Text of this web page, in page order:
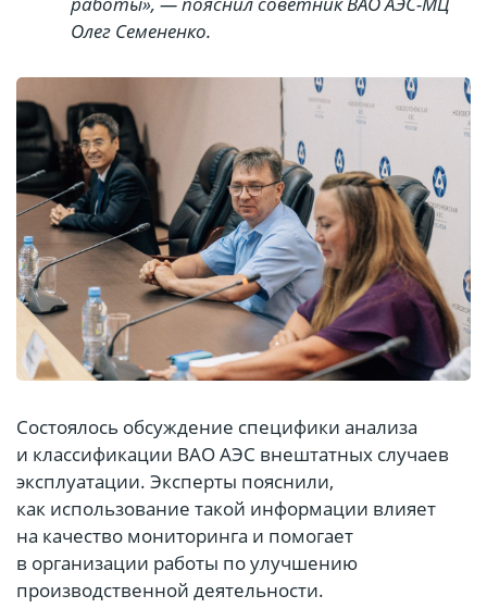
Олег Семененко.
Состоялось обсуждение специфики анализа
и классификации ВАО АЭС внештатных случаев
эксплуатации. Эксперты пояснили,
как использование такой информации влияет
на качество мониторинга и помогает
в организации работы по улучшению
производственной деятельности.